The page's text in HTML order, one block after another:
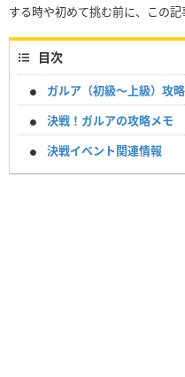
する時や初めて挑む前に、この記
目次
ガルア（初級〜上級）攻
決戦！ガルアの攻略メモ
決戦イベント関連情報